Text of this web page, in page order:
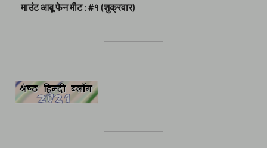
माउंट आबू फेन मीट : #१ (शुक्रवार)